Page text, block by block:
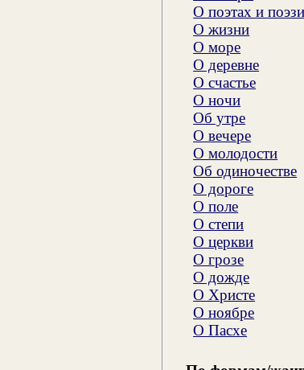
О поэтах и
О жизни
О море
О деревне
О счастье
О ночи
Об утре
О вечере
О молодости
Об одиночестве
О дороге
О поле
О степи
О церкви
О грозе
О дожде
О Христе
О ноябре
О Пасхе